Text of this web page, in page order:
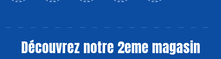
Découvrez notre 2eme magasin